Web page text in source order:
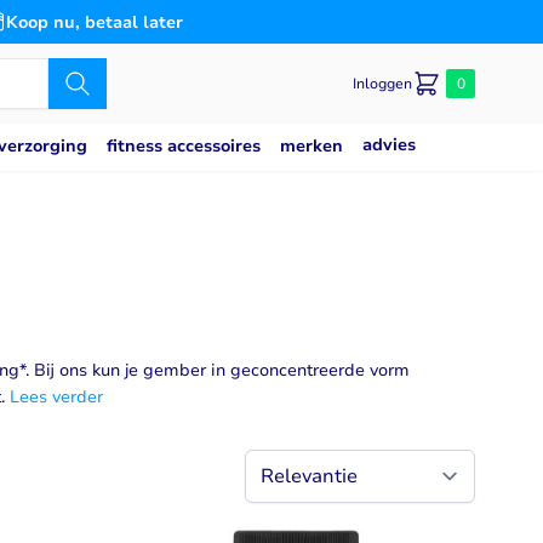
Koop nu, betaal later
Inloggen 0
Detox
Hart & Bloedvaten
Immuunsysteem
fitness accessoires merken advies
Bij ons kun je gember in geconcentreerde vorm
Lees verder